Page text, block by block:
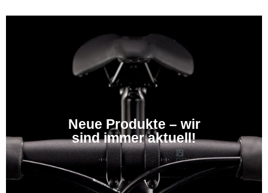
Neue Produkte – wir
sind immer aktuell!